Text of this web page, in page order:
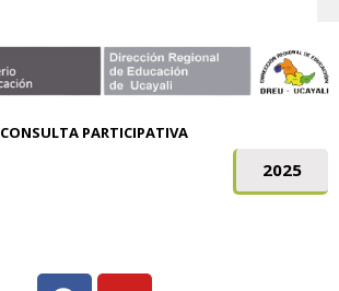
CONSULTA PARTICIPATIVA
2025